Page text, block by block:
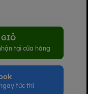
GIỎ
tại cửa hàng
tức thì